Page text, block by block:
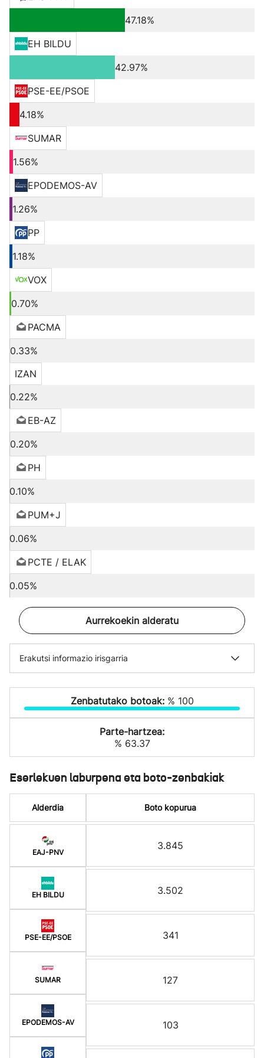
47.18%
EH BILDU
42.97%
PSE-EE/PSOE
4.18%
SUMAR
1.56%
EPODEMOS-AV
1.26%
PP
1.18%
VOX
0.70%
PACMA
0.33%
IZAN
0.22%
EB-AZ
0.20%
PH
0.10%
PUM+J
0.06%
PCTE / ELAK
0.05%
Aurrekoekin alderatu
Erakutsi informazio irisgarria
Zenbatutako botoak: % 100
Parte-hartzea:
% 63.37
Eserlekuen laburpena eta boto-zenbakiak
Alderdia
EAJ-PNV
EH BILDU
PSE-EE/PSOE
SUMAR
EPODEMOS-AV
Boto kopurua
3.845
3.502
341
127
103